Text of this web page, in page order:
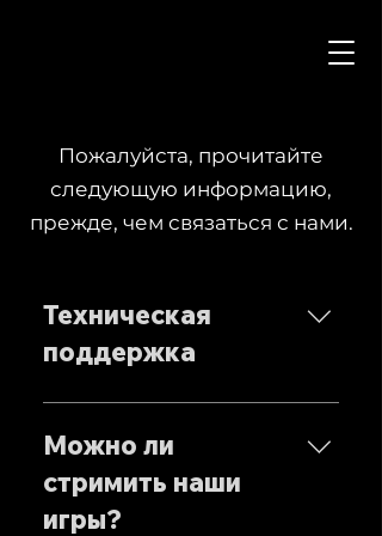
Пожалуйста, прочитайте
следующую информацию,
прежде, чем связаться с нами.
Техническая
поддержка
Если у вас возникли проблемы с
играми, пожалуйста, напишите
Можно ли
стримить наши
игры?